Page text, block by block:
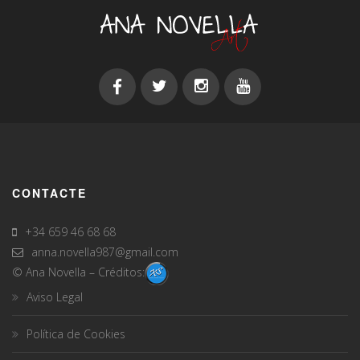
CONTACTE
+34 659 46 68 68
anna.novella987@gmail.com
© Ana Novella – Créditos:
Aviso Legal
Política de Cookies